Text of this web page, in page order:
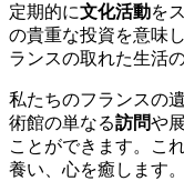
定期的に文化活動を
の貴重な投資を意味
ランスの取れた生活
私たちのフランスの
術館の単なる訪問や
ことができます。こ
養い、心を癒します。